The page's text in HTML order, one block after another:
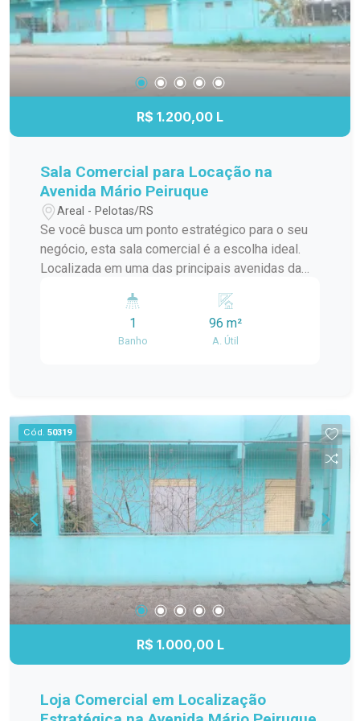
compacto e funcional. Diferenciais: Excelente
opção para quem busca praticidade na rotina.
Ambientes prontos para uso, com mobília
essencial. Espaço adequado para estudo ou
home office. Condomínio em localização
estratégica, com fácil deslocamento para
diferentes regiões da cidade. Entre em contato
conhecer este imóvel.
R$ 1.200,00 L
Sala Comercial para Locação na
Avenida Mário Peiruque
Areal - Pelotas/RS
Se você busca um ponto estratégico para o seu
negócio, esta sala comercial é a escolha ideal.
Localizada em uma das principais avenidas da
acesso e grande fluxo de pessoas e veículos.
Destaques do imóvel: Salão amplo e versátil,
ideal para diversos segmentos comerciais.
Lopes e São Francisco de Paula. Linha de ônibus
em frente e cercada por diversos comércios e
serviços. IMPORTANTE: Toda a mobília que
aparece nas fotos será retirada antes da entrega
do imóvel. A locação refere-se à sala
desocupada. Agende sua visita e conheça esta
excelente oportunidade para instalar ou expandir
valorização e circulação.
1
Banho
96 m²
A. Útil
Cód. 50319
R$ 1.000,00 L
Loja Comercial em Localização